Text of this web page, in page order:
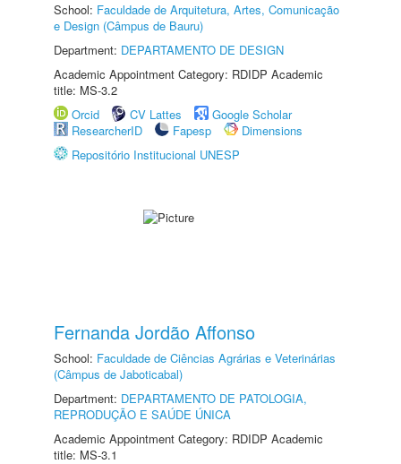
School: Faculdade de Arquitetura, Artes, Comunicação
e Design (Câmpus de Bauru)
Department: DEPARTAMENTO DE DESIGN
Academic Appointment Category: RDIDP Academic
title: MS-3.2
Orcid
CV Lattes
Google Scholar
ResearcherID
Fapesp
Dimensions
Repositório Institucional UNESP
Fernanda Jordão Affonso
School: Faculdade de Ciências Agrárias e Veterinárias
(Câmpus de Jaboticabal)
Department: DEPARTAMENTO DE PATOLOGIA,
REPRODUÇÃO E SAÚDE ÚNICA
Academic Appointment Category: RDIDP Academic
title: MS-3.1